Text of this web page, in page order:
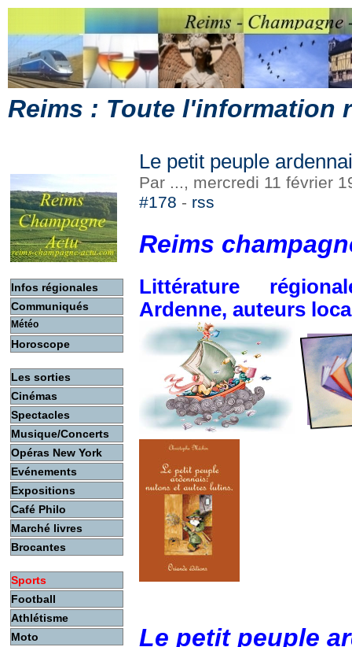
Reims : Toute l'information
Infos régionales
Communiqués
Météo
Horoscope
Les sorties
Cinémas
Spectacles
Musique/Concerts
Opéras New York
Evénements
Expositions
Café Philo
Marché livres
Brocantes
Sports
Football
Athlétisme
Moto
Le petit peuple
Par ..., mercredi 11 février
#178 - rss
Reims
Littérature
Ardenne, auteurs
Le petit peuple